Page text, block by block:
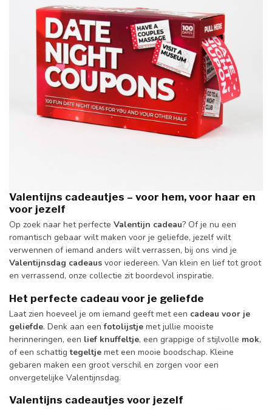
Valentijns cadeautjes – voor hem, voor haar en
voor jezelf
Op zoek naar het perfecte Valentijn cadeau? Of je nu een
romantisch gebaar wilt maken voor je geliefde, jezelf wilt
verwennen of iemand anders wilt verrassen, bij ons vind je
Valentijnsdag cadeaus voor iedereen. Van klein en lief tot groot
en verrassend, onze collectie zit boordevol inspiratie.
Het perfecte cadeau voor je geliefde
Laat zien hoeveel je om iemand geeft met een cadeau voor je
geliefde. Denk aan eenfotolijstje met jullie mooiste
herinneringen, een lief knuffeltje, een grappige of stijlvolle mok,
of een schattigtegeltje met een mooie boodschap. Kleine
gebaren maken een groot verschil en zorgen voor een
onvergetelijke Valentijnsdag.
Valentijns cadeautjes voor jezelf